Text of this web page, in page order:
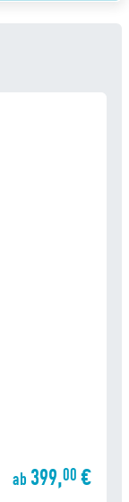
ab 399,00 €